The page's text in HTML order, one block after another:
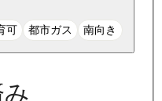
可 都市ガス 南向き